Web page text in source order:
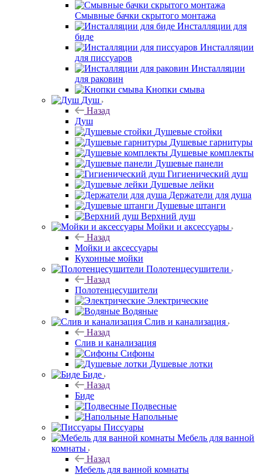
Смывные бачки скрытого монтажа
Инсталляции для
биде
Инсталляции
для писсуаров
Инсталляции
для раковин
Кнопки смыва
Душ
Назад
Душ
Душевые стойки
Душевые гарнитуры
Душевые комплекты
Душевые панели
Гигиенический душ
Душевые лейки
Держатели для душа
Душевые штанги
Верхний душ
Мойки и аксессуары
Назад
Мойки и аксессуары
Кухонные мойки
Полотенцесушители
Назад
Полотенцесушители
Электрические
Водяные
Слив и канализация
Назад
Слив и канализация
Сифоны
Душевые лотки
Биде
Назад
Биде
Подвесные
Напольные
Писсуары
Мебель для ванной
комнаты
Назад
Мебель для ванной комнаты